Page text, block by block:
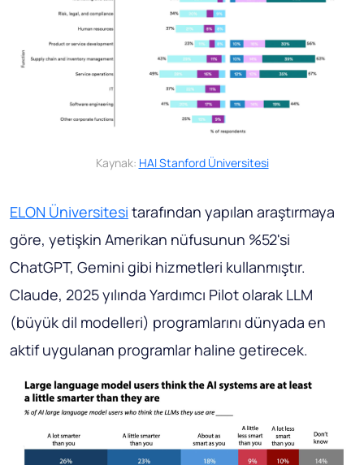
Kaynak: HAI Stanford Üniversitesi
ELON Üniversitesi tarafından yapılan araştırmaya
göre, yetişkin Amerikan nüfusunun %52'si
ChatGPT, Gemini gibi hizmetleri kullanmıştır.
Claude, 2025 yılında Yardımcı Pilot olarak LLM
(büyük dil modelleri) programlarını dünyada en
aktif uygulanan programlar haline getirecek.